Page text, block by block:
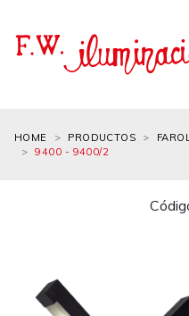
HOME PRODUCTOS
9400 - 9400/2